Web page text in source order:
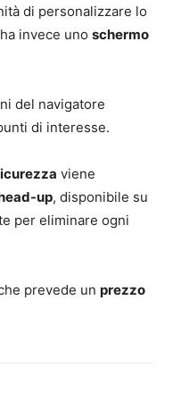
di personalizzare lo
invece uno schermo
del navigatore
di interesse.
viene
up, disponibile su
per eliminare ogni
prevede un prezzo